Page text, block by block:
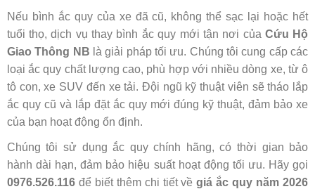
Nếu bình ắc quy của xe đã cũ, không thể sạc lại hoặc hết
tuổi thọ, dịch vụ thay bình ắc quy mới tận nơi của Cứu Hộ
Giao Thông NB là giải pháp tối ưu. Chúng tôi cung cấp các
loại ắc quy chất lượng cao, phù hợp với nhiều dòng xe, từ ô
tô con, xe SUV đến xe tải. Đội ngũ kỹ thuật viên sẽ tháo lắp
ắc quy cũ và lắp đặt ắc quy mới đúng kỹ thuật, đảm bảo xe
của bạn hoạt động ổn định.
Chúng tôi sử dụng ắc quy chính hãng, có thời gian bảo
hành dài hạn, đảm bảo hiệu suất hoạt động tối ưu. Hãy gọi
0976.526.116để biết thêm chi tiết vềgiá ắc quy năm 2026